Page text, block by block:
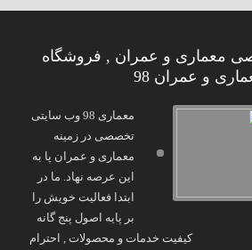
معماری و عمران , فروشگاه
و عمران 98
معماری 98 وب سایتی
تخصصی در زمینه
معماری و عمران پا به
این عرصه نهاد. ما در
ابتدا فعالیت خویش را
بر پایه اصول پنج گانه
کیفیت خدمات و محصولات , احترام